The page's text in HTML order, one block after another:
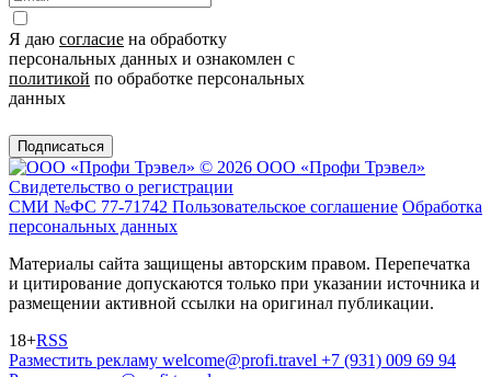
Я даю согласие на обработку
персональных данных и ознакомлен с
политикой по обработке персональных
данных
Подписаться
© 2026 ООО «Профи Трэвeл»
Свидетельство о регистрации
СМИ №ФС 77-71742 Пользовательское соглашение Обработка
персональных данных
Материалы сайта защищены авторским правом. Перепечатка
и цитирование допускаются только при указании источника и
размещении активной ссылки на оригинал публикации.
18+RSS
Разместить рекламу welcome@profi.travel +7 (931) 009 69 94